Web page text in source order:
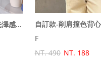
自訂款-派對焦點!吸睛美背光澤感短洋
自訂款-削肩撞色背
F
NT. 490 NT. 188